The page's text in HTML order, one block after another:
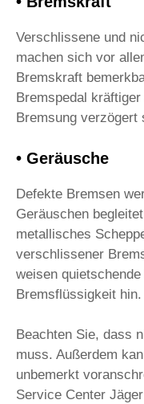
Verschlissene und
machen sich vor
Bremskraft
Bremspedal
Bremsung
• Geräusche
Defekte Bremsen
Geräuschen
metallisches
verschlissener
weisen
Bremsflüssigkeit hin.
Beachten Sie, dass
muss. Außerdem
unbemerkt
Service Center